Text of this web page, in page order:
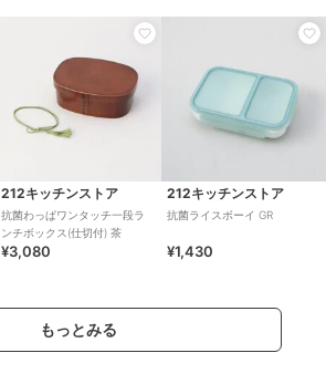
212キッチンストア
抗菌わっぱワンタッチ一段ラ
ンチボックス(仕切付) 茶
¥3,080
212キッチンストア
抗菌ライスボーイ GR
¥1,430
もっとみる